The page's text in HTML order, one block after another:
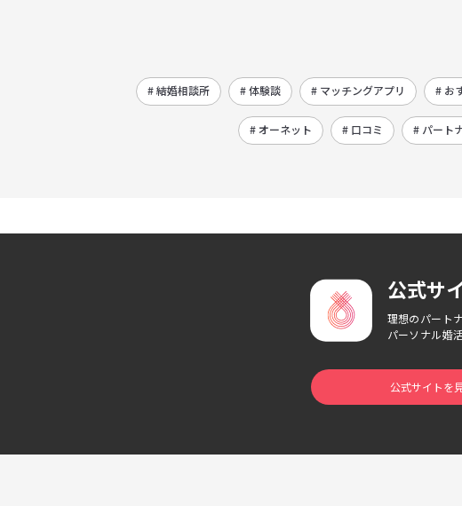
# 結婚相談所 # 体験談 # マッチングアプリ # お
# オーネット # 口コミ # パート
公式サ
理想のパート
パーソナル婚
公式サイトを